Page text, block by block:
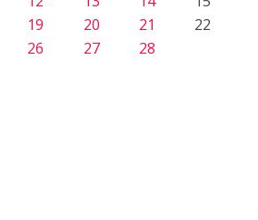
19 20 21
22
26 27 28